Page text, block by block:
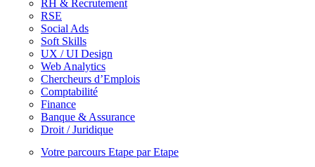
RH & Recrutement
RSE
Social Ads
Soft Skills
UX / UI Design
Web Analytics
Chercheurs d’Emplois
Comptabilité
Finance
Banque & Assurance
Droit / Juridique
Votre parcours Etape par Etape